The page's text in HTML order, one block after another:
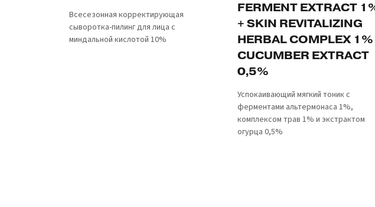
Всесезонная корректирующая
сыворотка-пилинг для лица с
миндальной кислотой 10%
FERMENT EXTRACT
+ SKIN REVITALIZING
HERBAL COMPLEX 1%
CUCUMBER EXTRACT
0,5%
Успокаивающий мягкий тоник с
ферментами альтермонаса 1%,
комплексом трав 1% и экстрактом
огурца 0,5%